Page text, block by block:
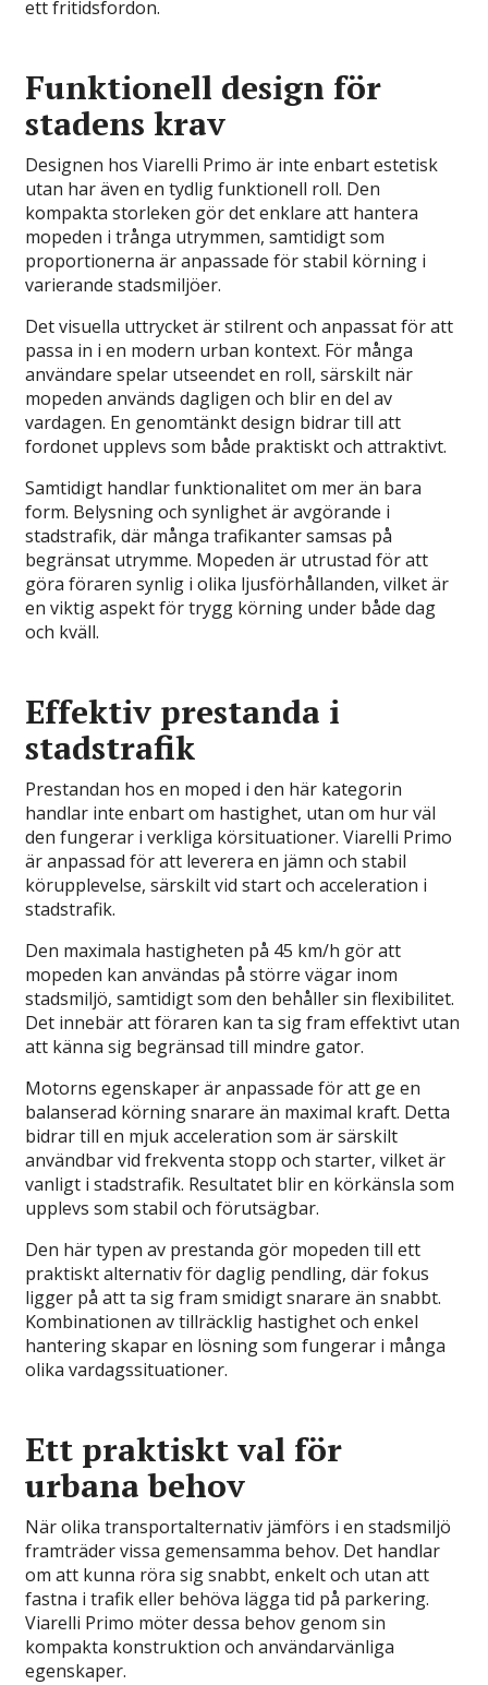
ett fritidsfordon.
Funktionell design för
stadens krav
Designen hos Viarelli Primo är inte enbart estetisk
utan har även en tydlig funktionell roll. Den
kompakta storleken gör det enklare att hantera
mopeden i trånga utrymmen, samtidigt som
proportionerna är anpassade för stabil körning i
varierande stadsmiljöer.
Det visuella uttrycket är stilrent och anpassat för att
passa in i en modern urban kontext. För många
användare spelar utseendet en roll, särskilt när
mopeden används dagligen och blir en del av
vardagen. En genomtänkt design bidrar till att
fordonet upplevs som både praktiskt och attraktivt.
Samtidigt handlar funktionalitet om mer än bara
form. Belysning och synlighet är avgörande i
stadstrafik, där många trafikanter samsas på
begränsat utrymme. Mopeden är utrustad för att
göra föraren synlig i olika ljusförhållanden, vilket är
en viktig aspekt för trygg körning under både dag
och kväll.
Effektiv prestanda i
stadstrafik
Prestandan hos en moped i den här kategorin
handlar inte enbart om hastighet, utan om hur väl
den fungerar i verkliga körsituationer. Viarelli Primo
är anpassad för att leverera en jämn och stabil
körupplevelse, särskilt vid start och acceleration i
stadstrafik.
Den maximala hastigheten på 45 km/h gör att
mopeden kan användas på större vägar inom
stadsmiljö, samtidigt som den behåller sin flexibilitet.
Det innebär att föraren kan ta sig fram effektivt utan
att känna sig begränsad till mindre gator.
Motorns egenskaper är anpassade för att ge en
balanserad körning snarare än maximal kraft. Detta
bidrar till en mjuk acceleration som är särskilt
användbar vid frekventa stopp och starter, vilket är
vanligt i stadstrafik. Resultatet blir en körkänsla som
upplevs som stabil och förutsägbar.
Den här typen av prestanda gör mopeden till ett
praktiskt alternativ för daglig pendling, där fokus
ligger på att ta sig fram smidigt snarare än snabbt.
Kombinationen av tillräcklig hastighet och enkel
hantering skapar en lösning som fungerar i många
olika vardagssituationer.
Ett praktiskt val för
urbana behov
När olika transportalternativ jämförs i en stadsmiljö
framträder vissa gemensamma behov. Det handlar
om att kunna röra sig snabbt, enkelt och utan att
fastna i trafik eller behöva lägga tid på parkering.
Viarelli Primo möter dessa behov genom sin
kompakta konstruktion och användarvänliga
egenskaper.